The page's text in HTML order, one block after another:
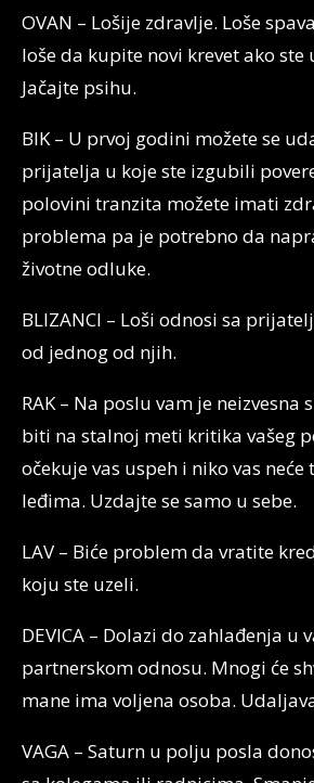
OVAN – Lošije zdravlje. Loše
loše da kupite novi krevet ako ste
Jačajte psihu.
BIK – U prvoj godini možete se
prijatelja u koje ste izgubili
polovini tranzita možete imati
problema pa je potrebno da
životne odluke.
BLIZANCI – Loši odnosi sa
od jednog od njih.
RAK – Na poslu vam je neizvesna
biti na stalnoj meti kritika vašeg
očekuje vas uspeh i niko vas
leđima. Uzdajte se samo u sebe.
LAV – Biće problem da vratite
koju ste uzeli.
DEVICA – Dolazi do zahlađenja u
partnerskom odnosu. Mnogi će
mane ima voljena osoba.
VAGA – Saturn u polju posla